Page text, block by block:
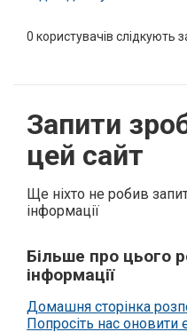
0 користувачів слідкують
Запити
цей сайт
Ще ніхто не робив
інформації
Більше про цього
інформації
Домашня сторінка
Попросіть нас оновити